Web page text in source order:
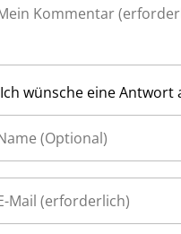
Ich wünsche eine Antwort